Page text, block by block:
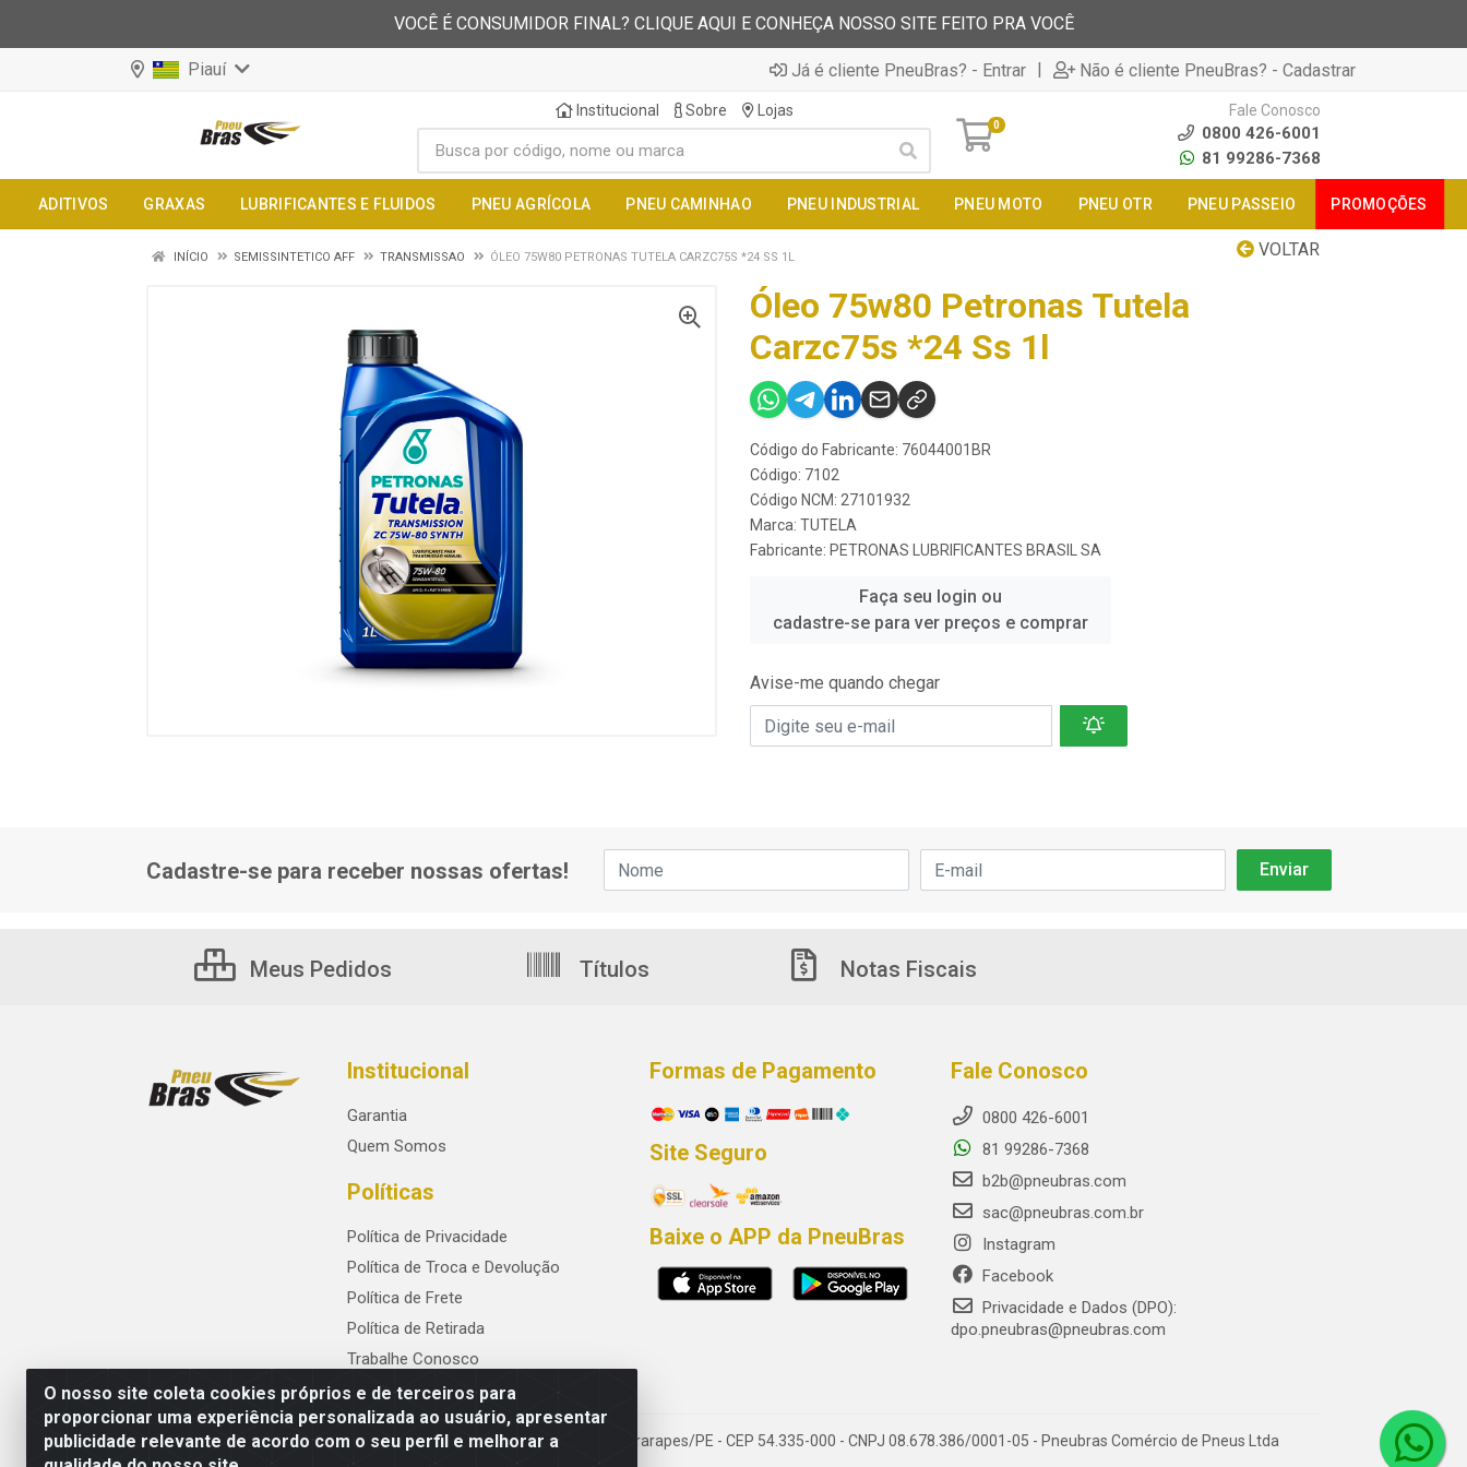
VOCÊ É CONSUMIDOR FINAL? CLIQUE AQUI E CONHEÇA NOSSO SITE FEITO PRA VOCÊ
Piauí Já é cliente PneuBras? - Entrar | Não é cliente PneuBras? - Cadastrar
Institucional Sobre Lojas
0
Fale Conosco
0800 426-6001
81 99286-7368
ADITIVOS GRAXAS LUBRIFICANTES E FLUIDOS PNEU AGRÍCOLA PNEU CAMINHAO PNEU INDUSTRIAL PNEU MOTO PNEU OTR PNEU PASSEIO PROMOÇÕES
VOLTAR
INÍCIO SEMISSINTETICO AFF TRANSMISSAO ÓLEO 75W80 PETRONAS TUTELA CARZC75S *24 SS 1L
Óleo 75w80 Petronas Tutela
Carzc75s *24 Ss 1l
Código do Fabricante: 76044001BR
Código: 7102
Código NCM: 27101932
Marca: TUTELA
Fabricante: PETRONAS LUBRIFICANTES BRASIL SA
Faça seu login ou
cadastre-se para ver preços e comprar
Avise-me quando chegar
O nosso site coleta cookies próprios e de terceiros para
proporcionar uma experiência personalizada ao usuário, apresentar
publicidade relevante de acordo com o seu perfil e melhorar a
Cadastre-se para receber nossas ofertas!
Meus Pedidos Títulos Notas Fiscais
Institucional
Garantia
Quem Somos
Políticas
Política de Privacidade
Política de Troca e Devolução
Política de Frete
Política de Retirada
Trabalhe Conosco
Formas de Pagamento
Site Seguro
Baixe o APP da PneuBras
Fale Conosco
0800 426-6001
81 99286-7368
b2b@pneubras.com
sac@pneubras.com.br
Instagram
Facebook
Privacidade e Dados (DPO):
dpo.pneubras@pneubras.com
PneuBras - Rodovia BR-101, KM 82 - Prazeres, Jaboatão dos Guararapes/PE - CEP 54.335-000 - CNPJ 08.678.386/0001-05 - Pneubras Comércio de Pneus Ltda